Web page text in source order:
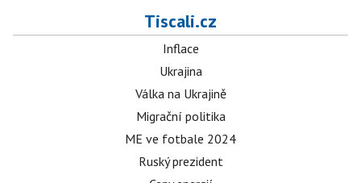
Tiscali.cz
Inflace
Ukrajina
Válka na Ukrajině
Migrační politika
ME ve fotbale 2024
Ruský prezident